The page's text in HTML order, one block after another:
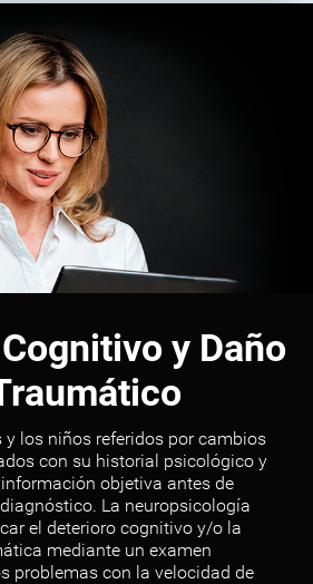
y Daño
y los niños referidos por cambios
con su historial psicológico y
objetiva antes de
La neuropsicología
el deterioro cognitivo y/o la
mediante un examen
problemas con la velocidad de